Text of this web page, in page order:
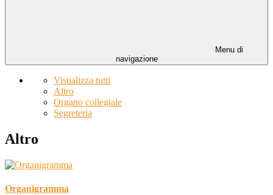
Menu di
navigazione
Visualizza tutti
Altro
Organo collegiale
Segreteria
Altro
Organigramma